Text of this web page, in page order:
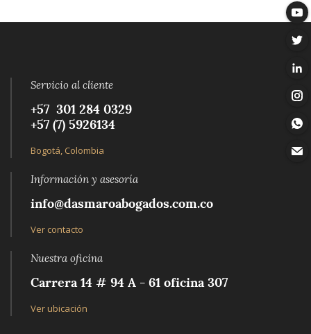
Servicio al cliente
+57 301 284 0329‬
+57 (7) 5926134‬
Bogotá, Colombia
Información y asesoría
info@dasmaroabogados.com.co
Ver contacto
Nuestra oficina
Carrera 14 # 94 A - 61 oficina 307
Ver ubicación